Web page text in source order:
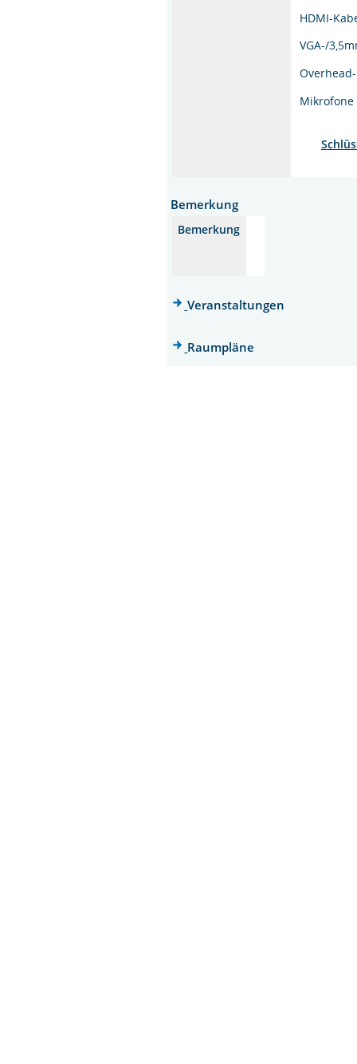
HDMI-
VGA-/
Mikrofone
Bemerkung
Bemerkung
Veranstaltungen
Raumpläne